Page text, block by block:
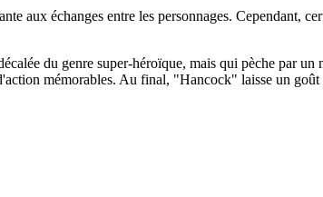
aux échanges entre les personnages. Cependant,
du genre super-héroïque, mais qui pèche par un
mémorables. Au final, "Hancock" laisse un